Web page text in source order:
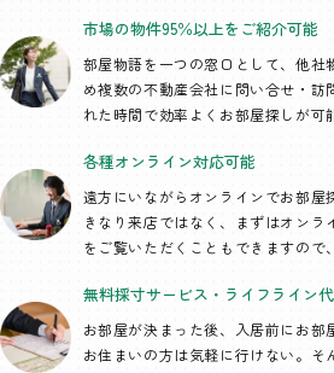
市場の物件95％以上を ご紹介可能
部屋物語を一つの窓口として、他社
め複数の不動産会社に問い合せ・訪
れた時間で効率よくお部屋探しが可
各種オンライン対応可能
遠方にいながらオンラインでお部屋
きなり来店ではなく、まずはオン
をご覧いただくこともできますので
無料採寸サービス・ ライフライン
お部屋が決まった後、入居前にお部
お住まいの方は気軽に行けない。そ